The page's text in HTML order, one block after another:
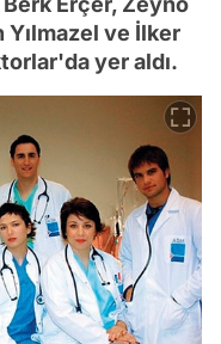
ve İlker
yer aldı.